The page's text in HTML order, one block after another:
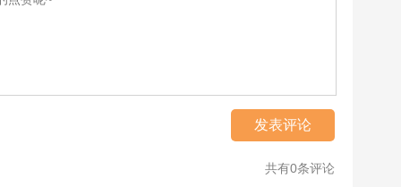
发表评论
共有0条评论